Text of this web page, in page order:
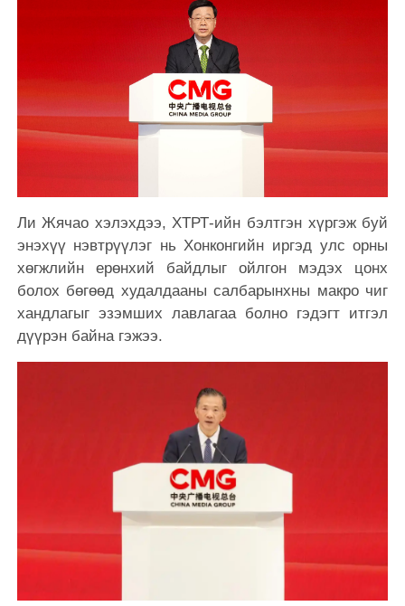
Ли Жячао хэлэхдээ, ХТРТ-ийн бэлтгэн хүргэж буй
энэхүү нэвтрүүлэг нь Хонконгийн иргэд улс орны
хөгжлийн ерөнхий байдлыг ойлгон мэдэх цонх
болох бөгөөд худалдааны салбарынхны макро чиг
хандлагыг эзэмших лавлагаа болно гэдэгт итгэл
дүүрэн байна гэжээ.